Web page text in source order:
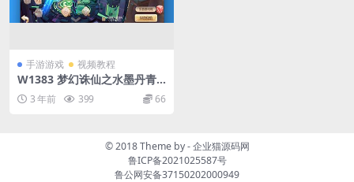
手游游戏 视频教程
W1383 梦幻诛仙之水墨丹青1
1职业版_经典Q萌剧情回合手
游_Linux服务端_通用视频架
3 年前 399 66
© 2018 Theme by -企业猫源码网
鲁ICP备2021025587号
鲁公网安备37150202000949